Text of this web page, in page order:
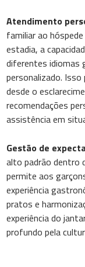
Atendimento
familiar ao
estadia, a
diferentes idiomas
personalizado.
desde o
recomendações
assistência em
Gestão de
alto padrão dentro
permite aos
experiência
pratos e
experiência do
profundo pela